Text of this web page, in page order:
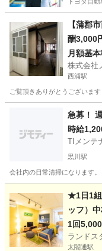
【蒲郡
酬3,000
月額基
株式会社
西浦駅
ご覧頂きありがとうございま
西浦駅
時給
TIメンテ
黒川駅
会社内の日常清掃になります
黒川駅
★1日1組
ッフ）
1回
ランドス
太閤通駅